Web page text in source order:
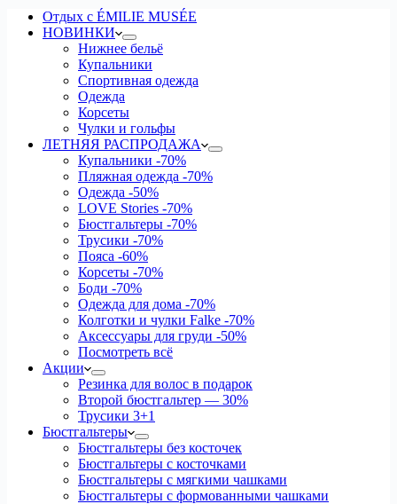
Отдых с ÉMILIE MUSÉE
НОВИНКИ
Нижнее бельё
Купальники
Спортивная одежда
Одежда
Корсеты
Чулки и гольфы
ЛЕТНЯЯ РАСПРОДАЖА
Купальники -70%
Пляжная одежда -70%
Одежда -50%
LOVE Stories -70%
Бюстгальтеры -70%
Трусики -70%
Пояса -60%
Корсеты -70%
Боди -70%
Одежда для дома -70%
Колготки и чулки Falke -70%
Аксессуары для груди -50%
Посмотреть всё
Акции
Резинка для волос в подарок
Второй бюстгальтер — 30%
Трусики 3+1
Бюстгальтеры
Бюстгальтеры без косточек
Бюстгальтеры с косточками
Бюстгальтеры с мягкими чашками
Бюстгальтеры с формованными чашками